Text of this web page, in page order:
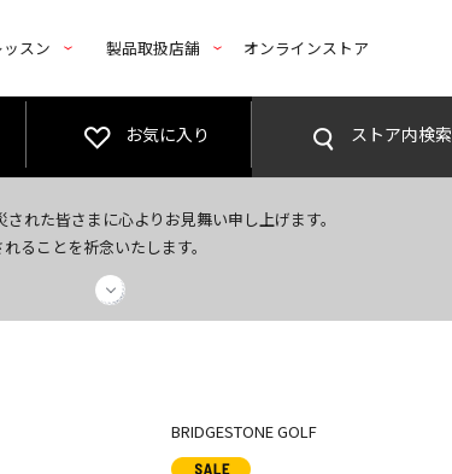
スン 製品取扱店舗 オンラインストア
お気に入り ストア内検索
れた皆さまに心よりお見舞い申し上げます。
ることを祈念いたします。
ント！
BRIDGESTONE GOLF